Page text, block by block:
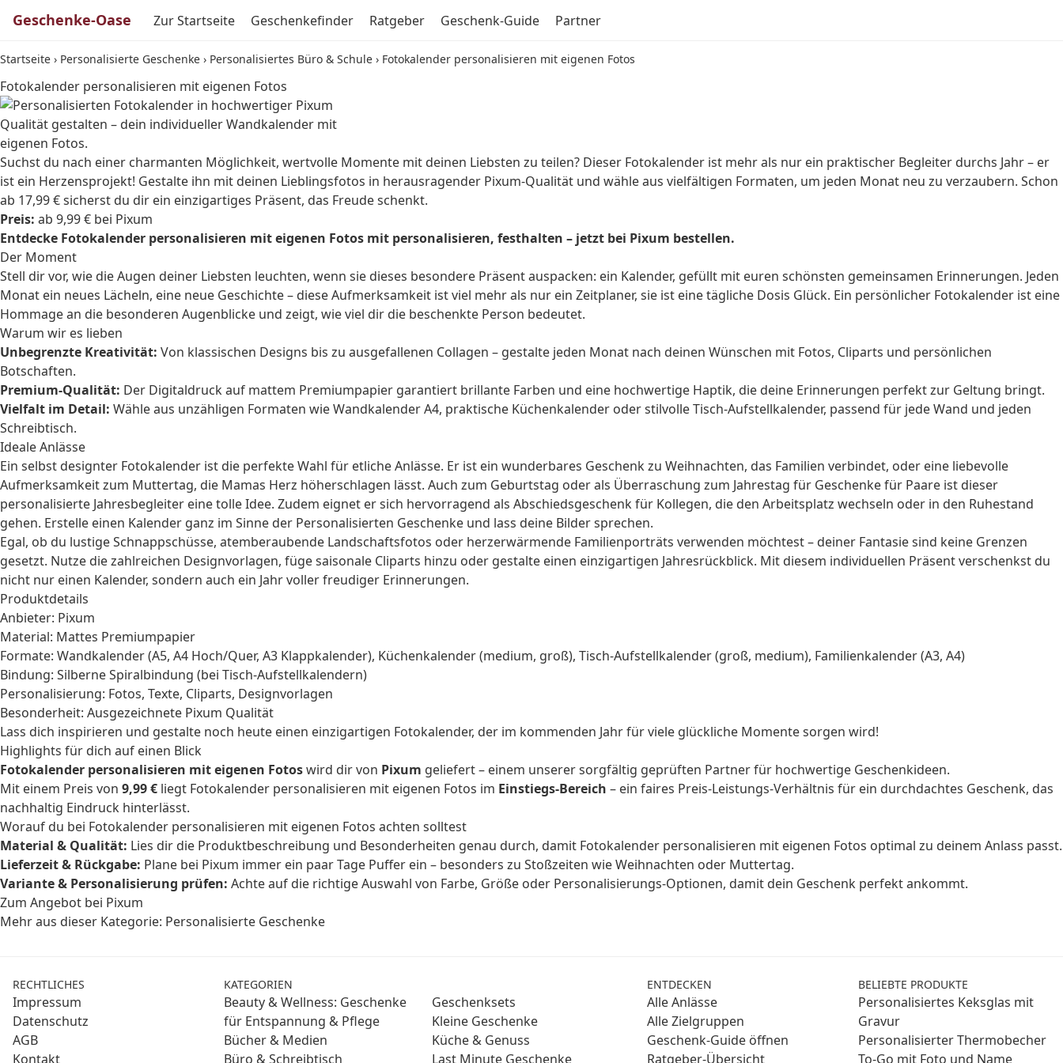
Geschenke-Oase Zur Startseite Geschenkefinder Ratgeber Geschenk-Guide Partner
Startseite › Personalisierte Geschenke › Personalisiertes Büro & Schule › Fotokalender personalisieren mit eigenen Fotos
Fotokalender personalisieren mit eigenen Fotos
Suchst du nach einer charmanten Möglichkeit, wertvolle Momente mit deinen Liebsten zu teilen? Dieser Fotokalender ist mehr als nur ein praktischer Begleiter durchs Jahr – er
ist ein Herzensprojekt! Gestalte ihn mit deinen Lieblingsfotos in herausragender Pixum-Qualität und wähle aus vielfältigen Formaten, um jeden Monat neu zu verzaubern. Schon
ab 17,99 € sicherst du dir ein einzigartiges Präsent, das Freude schenkt.
Preis: ab 9,99 € bei Pixum
Entdecke Fotokalender personalisieren mit eigenen Fotos mit personalisieren, festhalten – jetzt bei Pixum bestellen.
Der Moment
Stell dir vor, wie die Augen deiner Liebsten leuchten, wenn sie dieses besondere Präsent auspacken: ein Kalender, gefüllt mit euren schönsten gemeinsamen Erinnerungen. Jeden
Monat ein neues Lächeln, eine neue Geschichte – diese Aufmerksamkeit ist viel mehr als nur ein Zeitplaner, sie ist eine tägliche Dosis Glück. Ein persönlicher Fotokalender ist eine
Hommage an die besonderen Augenblicke und zeigt, wie viel dir die beschenkte Person bedeutet.
Warum wir es lieben
Unbegrenzte Kreativität: Von klassischen Designs bis zu ausgefallenen Collagen – gestalte jeden Monat nach deinen Wünschen mit Fotos, Cliparts und persönlichen
Botschaften.
Premium-Qualität: Der Digitaldruck auf mattem Premiumpapier garantiert brillante Farben und eine hochwertige Haptik, die deine Erinnerungen perfekt zur Geltung bringt.
Vielfalt im Detail: Wähle aus unzähligen Formaten wie Wandkalender A4, praktische Küchenkalender oder stilvolle Tisch-Aufstellkalender, passend für jede Wand und jeden
Schreibtisch.
Ideale Anlässe
Ein selbst designter Fotokalender ist die perfekte Wahl für etliche Anlässe. Er ist ein wunderbares Geschenk zu Weihnachten, das Familien verbindet, oder eine liebevolle
Aufmerksamkeit zum Muttertag, die Mamas Herz höherschlagen lässt. Auch zum Geburtstag oder als Überraschung zum Jahrestag für Geschenke für Paare ist dieser
personalisierte Jahresbegleiter eine tolle Idee. Zudem eignet er sich hervorragend als Abschiedsgeschenk für Kollegen, die den Arbeitsplatz wechseln oder in den Ruhestand
gehen. Erstelle einen Kalender ganz im Sinne der Personalisierten Geschenke und lass deine Bilder sprechen.
Egal, ob du lustige Schnappschüsse, atemberaubende Landschaftsfotos oder herzerwärmende Familienporträts verwenden möchtest – deiner Fantasie sind keine Grenzen
gesetzt. Nutze die zahlreichen Designvorlagen, füge saisonale Cliparts hinzu oder gestalte einen einzigartigen Jahresrückblick. Mit diesem individuellen Präsent verschenkst du
nicht nur einen Kalender, sondern auch ein Jahr voller freudiger Erinnerungen.
Produktdetails
Anbieter: Pixum
Material: Mattes Premiumpapier
Formate: Wandkalender (A5, A4 Hoch/Quer, A3 Klappkalender), Küchenkalender (medium, groß), Tisch-Aufstellkalender (groß, medium), Familienkalender (A3, A4)
Bindung: Silberne Spiralbindung (bei Tisch-Aufstellkalendern)
Personalisierung: Fotos, Texte, Cliparts, Designvorlagen
Besonderheit: Ausgezeichnete Pixum Qualität
Lass dich inspirieren und gestalte noch heute einen einzigartigen Fotokalender, der im kommenden Jahr für viele glückliche Momente sorgen wird!
Highlights für dich auf einen Blick
Fotokalender personalisieren mit eigenen Fotoswird dir von Pixum geliefert – einem unserer sorgfältig geprüften Partner für hochwertige Geschenkideen.
Mit einem Preis von 9,99 € liegt Fotokalender personalisieren mit eigenen Fotos im Einstiegs-Bereich – ein faires Preis-Leistungs-Verhältnis für ein durchdachtes Geschenk, das
nachhaltig Eindruck hinterlässt.
Worauf du bei Fotokalender personalisieren mit eigenen Fotos achten solltest
Material & Qualität: Lies dir die Produktbeschreibung und Besonderheiten genau durch, damit Fotokalender personalisieren mit eigenen Fotos optimal zu deinem Anlass passt.
Lieferzeit & Rückgabe: Plane bei Pixum immer ein paar Tage Puffer ein – besonders zu Stoßzeiten wie Weihnachten oder Muttertag.
Variante & Personalisierung prüfen: Achte auf die richtige Auswahl von Farbe, Größe oder Personalisierungs-Optionen, damit dein Geschenk perfekt ankommt.
Zum Angebot bei Pixum
Mehr aus dieser Kategorie: Personalisierte Geschenke
RECHTLICHES
Impressum
Datenschutz
AGB
Kontakt
KATEGORIEN
Beauty & Wellness: Geschenke
für Entspannung & Pflege
Bücher & Medien
Büro & Schreibtisch
Geschenksets
Kleine Geschenke
Küche & Genuss
Last Minute Geschenke
ENTDECKEN
Alle Anlässe
Alle Zielgruppen
Geschenk-Guide öffnen
Ratgeber-Übersicht
BELIEBTE PRODUKTE
Personalisiertes Keksglas mit
Gravur
Personalisierter Thermobecher
To-Go mit Foto und Name